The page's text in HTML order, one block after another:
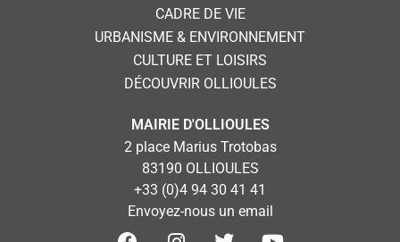
CADRE DE VIE
URBANISME & ENVIRONNEMENT
CULTURE ET LOISIRS
DÉCOUVRIR OLLIOULES
MAIRIE D'OLLIOULES
2 place Marius Trotobas
83190 OLLIOULES
+33 (0)4 94 30 41 41
Envoyez-nous un email